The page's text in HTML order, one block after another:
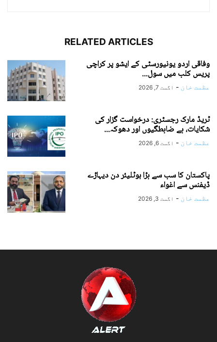
RELATED ARTICLES
وفاقی اردو یونیورسٹی کے ایشو پر کراچی
پریس کلب میں سول...
عظمت خان - اگست 7, 2026
ٹریڈ مارک رجسٹری: درخواست گزار کی
شکایات، بے ضابطگیوں اور دھوکہ...
عظمت خان - اگست 6, 2026
پاکستان کا سب سے بڑا ہوٹلیئر دن دیہاڑے
ڈیفنس سے اغواء
عظمت خان - اگست 3, 2026